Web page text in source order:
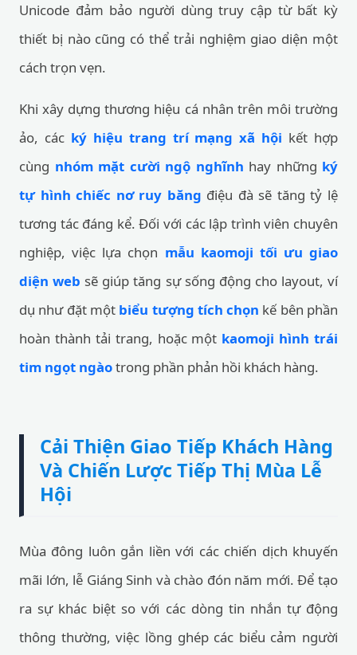
Unicode đảm bảo người dùng truy cập từ bất kỳ
thiết bị nào cũng có thể trải nghiệm giao diện một
cách trọn vẹn.
Khi xây dựng thương hiệu cá nhân trên môi trường
ảo, các ký hiệu trang trí mạng xã hội kết hợp
cùng nhóm mặt cười ngộ nghĩnh hay những ký
tự hình chiếc nơ ruy băng điệu đà sẽ tăng tỷ lệ
tương tác đáng kể. Đối với các lập trình viên chuyên
nghiệp, việc lựa chọn mẫu kaomoji tối ưu giao
diện web sẽ giúp tăng sự sống động cho layout, ví
dụ như đặt một biểu tượng tích chọn kế bên phần
hoàn thành tải trang, hoặc một kaomoji hình trái
tim ngọt ngàotrong phần phản hồi khách hàng.
Cải Thiện Giao Tiếp Khách Hàng
Và Chiến Lược Tiếp Thị Mùa Lễ
Hội
Mùa đông luôn gắn liền với các chiến dịch khuyến
mãi lớn, lễ Giáng Sinh và chào đón năm mới. Để tạo
ra sự khác biệt so với các dòng tin nhắn tự động
thông thường, việc lồng ghép các biểu cảm người